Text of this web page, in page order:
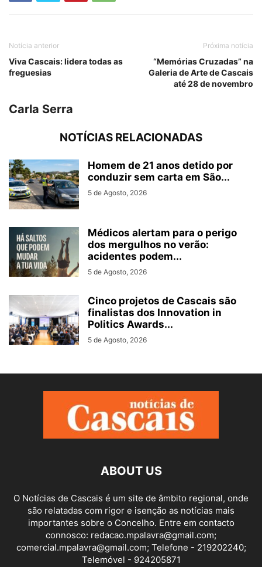
Notícia anterior
Viva Cascais: lidera todas as
freguesias
Próxima notícia
“Memórias Cruzadas” na
Galeria de Arte de Cascais
até 28 de novembro
Carla Serra
NOTÍCIAS RELACIONADAS
Homem de 21 anos detido por
conduzir sem carta em São...
5 de Agosto, 2026
Médicos alertam para o perigo
dos mergulhos no verão:
acidentes podem...
5 de Agosto, 2026
Cinco projetos de Cascais são
finalistas dos Innovation in
Politics Awards...
5 de Agosto, 2026
ABOUT US
O Notícias de Cascais é um site de âmbito regional, onde
são relatadas com rigor e isenção as notícias mais
importantes sobre o Concelho. Entre em contacto
connosco: redacao.mpalavra@gmail.com;
comercial.mpalavra@gmail.com; Telefone - 219202240;
Telemóvel - 924205871